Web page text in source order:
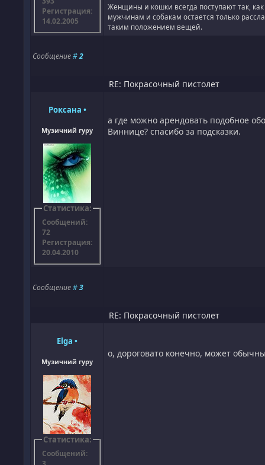
Регистрация:
14.02.2005
Женщины и кошки всегда поступают так, как
мужчинам и собакам остается только
таким положением вещей.
Сообщение#2
RE: Покрасочный пистолет
Роксана •
Музичний гуру
Статистика:
Сообщений:
72
Регистрация:
20.04.2010
а где можно арендовать подобное
Виннице? спасибо за подсказки.
Сообщение#3
RE: Покрасочный пистолет
Elga •
Музичний гуру
Статистика:
Сообщений:
о, дороговато конечно, может